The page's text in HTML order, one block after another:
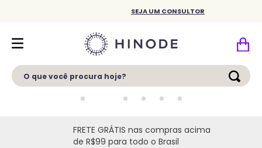
SEJA UM CONSULTOR
O que você procura hoje?
FRETE GRÁTIS nas compras acima
de R$99 para todo o Brasil